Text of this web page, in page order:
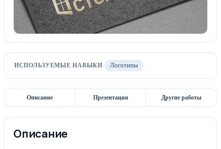
ИСПОЛЬЗУЕМЫЕ НАВЫКИ Логотипы
Описание Презентация Другие работы
Описание